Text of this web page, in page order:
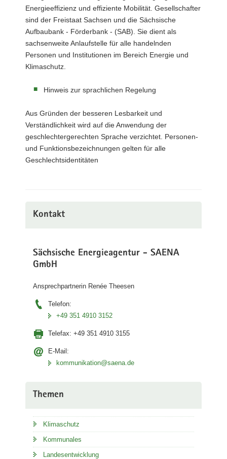
Energieeffizienz und effiziente Mobilität. Gesellschafter
sind der Freistaat Sachsen und die Sächsische
Aufbaubank - Förderbank - (SAB). Sie dient als
sachsenweite Anlaufstelle für alle handelnden
Personen und Institutionen im Bereich Energie und
Klimaschutz.
Hinweis zur sprachlichen Regelung
Aus Gründen der besseren Lesbarkeit und
Verständlichkeit wird auf die Anwendung der
geschlechtergerechten Sprache verzichtet. Personen-
und Funktionsbezeichnungen gelten für alle
Geschlechtsidentitäten
Kontakt
Sächsische Energieagentur - SAENA
GmbH
Ansprechpartnerin Renée Theesen
Telefon:
+49 351 4910 3152
Telefax: +49 351 4910 3155
E-Mail:
kommunikation@saena.de
Themen
Klimaschutz
Kommunales
Landesentwicklung